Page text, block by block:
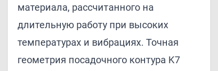
материала, рассчитанного на
длительную работу при высоких
температурах и вибрациях. Точная
геометрия посадочного контура K7